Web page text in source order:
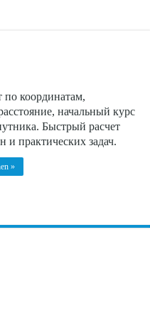
по координатам,
начальный курс
Быстрый расчет
и практических задач.
»